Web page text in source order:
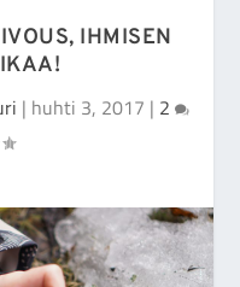
IHMISEN
| huhti 3, 2017 | 2